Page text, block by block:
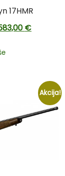
17HMR
€
Akcija!